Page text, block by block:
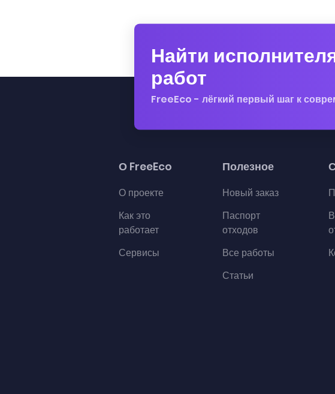
Найти
работ
FreeEco - лёгкий первый шаг к
О FreeEco
О проекте
Как это
работает
Сервисы
Полезное
Новый заказ
Паспорт
отходов
Все работы
Статьи